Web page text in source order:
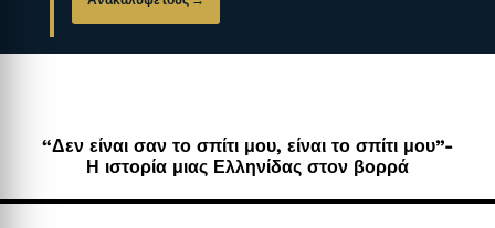
“Δεν είναι σαν το σπίτι μου, είναι το σπίτι μου”-
Η ιστορία μιας Ελληνίδας στον βορρά